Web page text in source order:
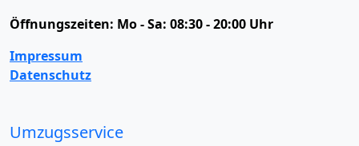
Öffnungszeiten: Mo - Sa: 08:30 - 20:00 Uhr
Impressum
Datenschutz
Umzugsservice